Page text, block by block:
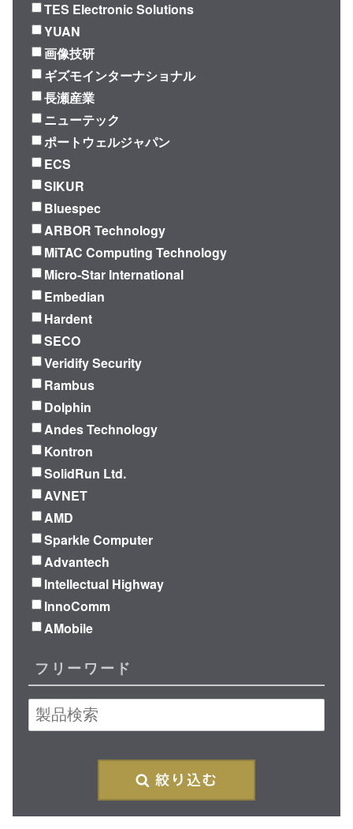
TES Electronic Solutions
YUAN
画像技研
ギズモインターナショナル
長瀬産業
ニューテック
ポートウェルジャパン
ECS
SIKUR
Bluespec
ARBOR Technology
MiTAC Computing Technology
Micro-Star International
Embedian
Hardent
SECO
Veridify Security
Rambus
Dolphin
Andes Technology
Kontron
SolidRun Ltd.
AVNET
AMD
Sparkle Computer
Advantech
Intellectual Highway
InnoComm
AMobile
フリーワード